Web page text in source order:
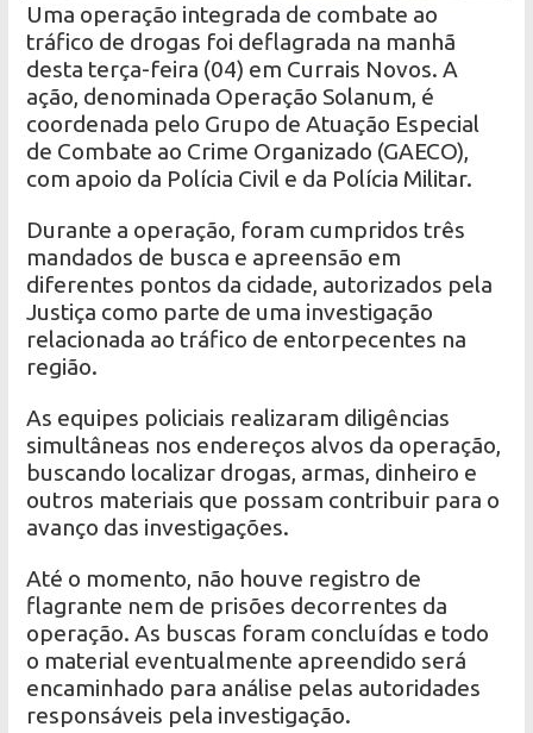
Uma operação integrada de combate ao
tráfico de drogas foi deflagrada na manhã
desta terça-feira (04) em Currais Novos. A
ação, denominada Operação Solanum, é
coordenada pelo Grupo de Atuação Especial
de Combate ao Crime Organizado (GAECO),
com apoio da Polícia Civil e da Polícia Militar.
Durante a operação, foram cumpridos três
mandados de busca e apreensão em
diferentes pontos da cidade, autorizados pela
Justiça como parte de uma investigação
relacionada ao tráfico de entorpecentes na
região.
As equipes policiais realizaram diligências
simultâneas nos endereços alvos da operação,
buscando localizar drogas, armas, dinheiro e
outros materiais que possam contribuir para o
avanço das investigações.
Até o momento, não houve registro de
flagrante nem de prisões decorrentes da
operação. As buscas foram concluídas e todo
o material eventualmente apreendido será
encaminhado para análise pelas autoridades
responsáveis pela investigação.